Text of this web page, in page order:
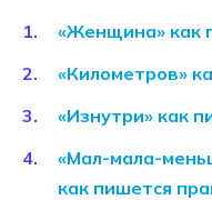
«Женщина» как
«Километров»
«Изнутри» как
«Мал-мала-
как пишется